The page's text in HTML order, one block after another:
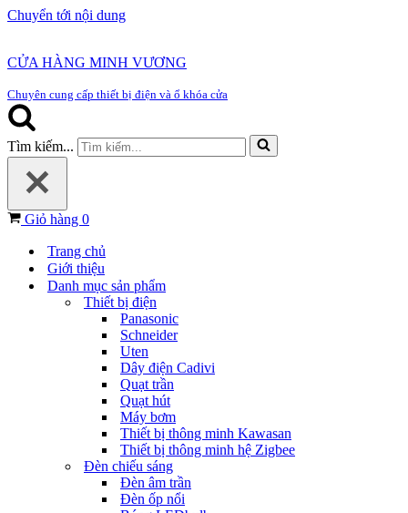
Chuyển tới nội dung
CỬA HÀNG MINH VƯƠNG
Chuyên cung cấp thiết bị điện và ổ khóa cửa
Tìm kiếm...
Giỏ hàng 0
Trang chủ
Giới thiệu
Danh mục sản phẩm
Thiết bị điện
Panasonic
Schneider
Uten
Dây điện Cadivi
Quạt trần
Quạt hút
Máy bơm
Thiết bị thông minh Kawasan
Thiết bị thông minh hệ Zigbee
Đèn chiếu sáng
Đèn âm trần
Đèn ốp nổi